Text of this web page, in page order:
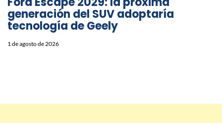
generación del SUV adoptaría
tecnología de Geely
1 de agosto de 2026